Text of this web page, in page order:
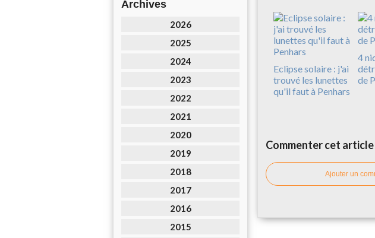
Archives
2026
2025
2024
2023
2022
2021
2020
2019
2018
2017
2016
2015
Eclipse solaire : j'ai
trouvé les lunettes
qu'il faut à Penhars
4
de
Commenter cet article
Ajouter un